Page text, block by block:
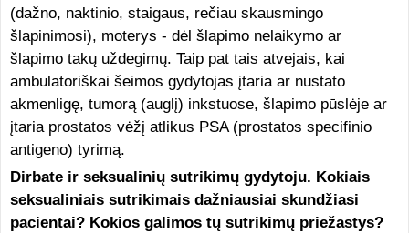
(dažno, naktinio, staigaus, rečiau skausmingo
šlapinimosi), moterys - dėl šlapimo nelaikymo ar
šlapimo takų uždegimų. Taip pat tais atvejais, kai
ambulatoriškai šeimos gydytojas įtaria ar nustato
akmenligę, tumorą (auglį) inkstuose, šlapimo pūslėje ar
įtaria prostatos vėžį atlikus PSA (prostatos specifinio
antigeno) tyrimą.
Dirbate ir seksualinių sutrikimų gydytoju. Kokiais
seksualiniais sutrikimais dažniausiai skundžiasi
pacientai? Kokios galimos tų sutrikimų priežastys?